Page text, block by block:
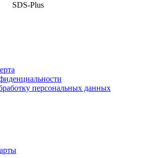
SDS-Plus
персональных данных